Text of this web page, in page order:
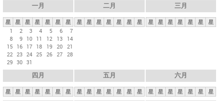
一月
星 星 星 星 星 星
星
1
2 3 4 5 6
7
8
9 10 11 12 13
14
15 16 17 18 19 20 21
22 23 24 25 26 27 28
29 30 31
二月
星 星 星 星 星 星 星
三月
星 星 星 星 星 星 星
四月
星 星 星 星 星 星 星
五月
星 星 星 星 星 星 星
六月
星 星 星 星 星 星 星